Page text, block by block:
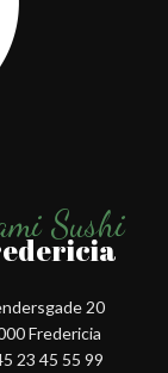
Sushi
20
Fredericia
23 45 55 99